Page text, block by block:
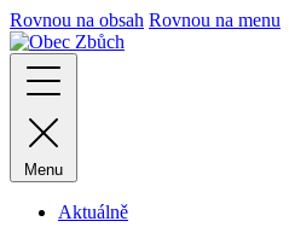
Rovnou na obsah Rovnou na menu
Menu
Aktuálně